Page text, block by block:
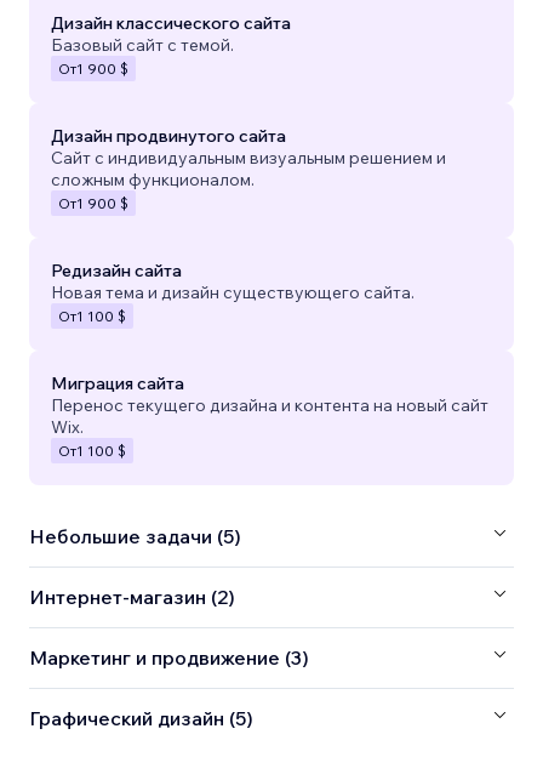
Дизайн классического сайта
Базовый сайт с темой.
От1 900 $
Дизайн продвинутого сайта
Сайт с индивидуальным визуальным решением и
сложным функционалом.
От1 900 $
Редизайн сайта
Новая тема и дизайн существующего сайта.
От1 100 $
Миграция сайта
Перенос текущего дизайна и контента на новый сайт
Wix.
От1 100 $
Небольшие задачи (5)
Интернет-магазин (2)
Маркетинг и продвижение (3)
Графический дизайн (5)